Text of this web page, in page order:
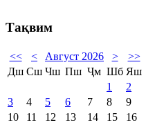
Тақвим
<< < Август 2026 >
>>
Дш Сш Чш Пш Ҷм Шб Яш
1
2
3
4 5 6 7 8
9
10
11 12 13 14 15
16